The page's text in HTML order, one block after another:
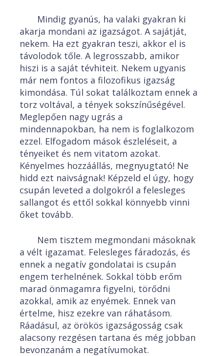
Mindig gyanús, ha valaki gyakran ki
akarja mondani az igazságot. A sajátját,
nekem. Ha ezt gyakran teszi, akkor el is
távolodok tőle. A legrosszabb, amikor
hiszi is a saját tévhiteit. Nekem ugyanis
már nem fontos a filozofikus igazság
kimondása. Túl sokat találkoztam ennek a
torz voltával, a tények sokszínűségével.
Meglepően nagy ugrás a
mindennapokban, ha nem is foglalkozom
ezzel. Elfogadom mások észleléseit, a
tényeiket és nem vitatom azokat.
Kényelmes hozzáállás, megnyugtató! Ne
hidd ezt naivságnak! Képzeld el úgy, hogy
csupán leveted a dolgokról a felesleges
sallangot és ettől sokkal könnyebb vinni
őket tovább.
Nem tisztem megmondani másoknak
a vélt igazamat. Felesleges fáradozás, és
ennek a negatív gondolatai is csupán
engem terhelnének. Sokkal több erőm
marad önmagamra figyelni, törődni
azokkal, amik az enyémek. Ennek van
értelme, hisz ezekre van ráhatásom.
Ráadásul, az örökös igazságosság csak
alacsony rezgésen tartana és még jobban
bevonzanám a negatívumokat.